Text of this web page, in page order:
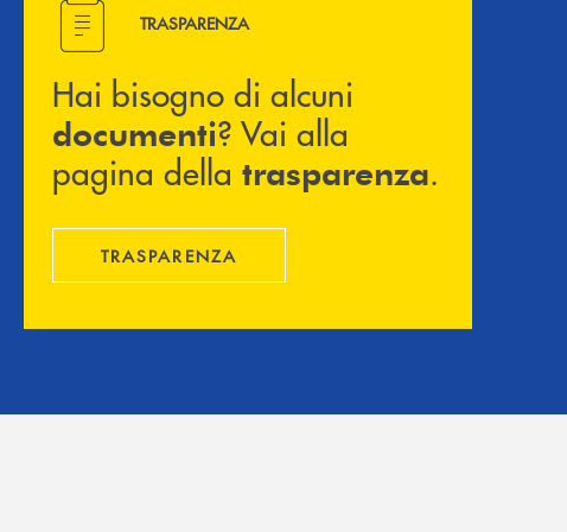
Hai bisogno di alcuni documenti ? Vai alla pagina della
TRASPARENZA
Hai bisogno di alcuni
documenti? Vai alla
pagina della trasparenza.
TRASPARENZA